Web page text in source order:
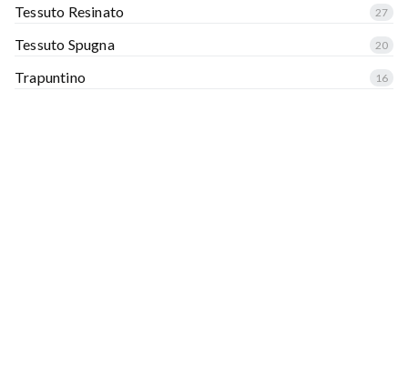
Tessuto Resinato 27
Tessuto Spugna 20
Trapuntino 16